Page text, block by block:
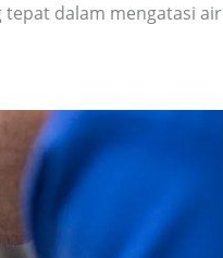
tepat dalam mengatasi air